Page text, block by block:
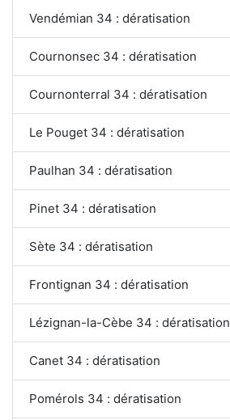
Vendémian 34 : dératisation
Cournonsec 34 : dératisation
Cournonterral 34 : dératisation
Le Pouget 34 : dératisation
Paulhan 34 : dératisation
Pinet 34 : dératisation
Sète 34 : dératisation
Frontignan 34 : dératisation
Lézignan-la-Cèbe 34 : dératisation
Canet 34 : dératisation
Pomérols 34 : dératisation